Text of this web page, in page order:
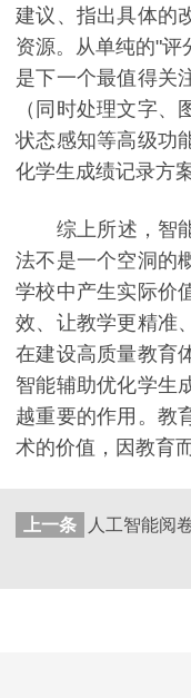
建议、指出具体的
资源。从单纯的"评
是下一个最值得关
（同时处理文字
状态感知等高级功
化学生成绩记录方
综上所述，智能
法不是一个空洞的
学校中产生实际价
效、让教学更精准
在建设高质量教育
智能辅助优化学生
越重要的作用。教
术的价值，因教育
上一条